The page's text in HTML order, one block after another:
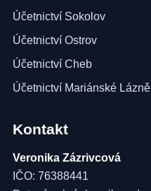
Účetnictví Sokolov
Účetnictví Ostrov
Účetnictví Cheb
Účetnictví Mariánské Lázně
Kontakt
Veronika Zázrivcová
IČO: 76388441